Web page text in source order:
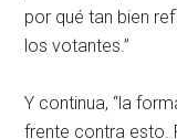
por qué tan bien
los votantes.”
Y continua, “la
frente contra esto.